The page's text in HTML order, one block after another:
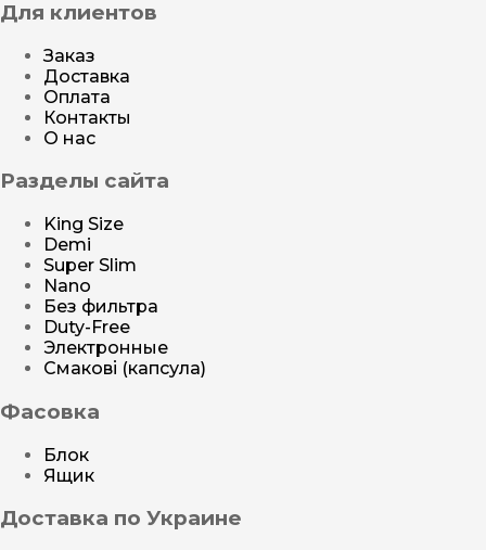
Для клиентов
Заказ
Доставка
Оплата
Контакты
О нас
Разделы сайта
King Size
Demi
Super Slim
Nano
Без фильтра
Duty-Free
Электронные
Смакові (капсула)
Фасовка
Блок
Ящик
Доставка по Украине